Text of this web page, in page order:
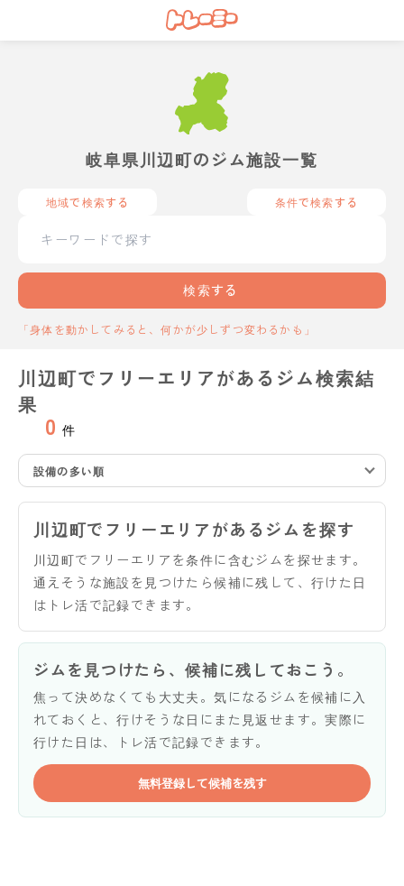
岐阜県川辺町のジム施設一覧
地域で検索する 条件で検索する
検索する
「身体を動かしてみると、何かが少しずつ変わるかも」
川辺町でフリーエリアがあるジム検索結
果
0 件
設備の多い順
川辺町でフリーエリアがあるジムを探す
川辺町でフリーエリアを条件に含むジムを探せます。
通えそうな施設を見つけたら候補に残して、行けた日
はトレ活で記録できます。
ジムを見つけたら、候補に残しておこう。
焦って決めなくても大丈夫。気になるジムを候補に入
れておくと、行けそうな日にまた見返せます。実際に
行けた日は、トレ活で記録できます。
無料登録して候補を残す